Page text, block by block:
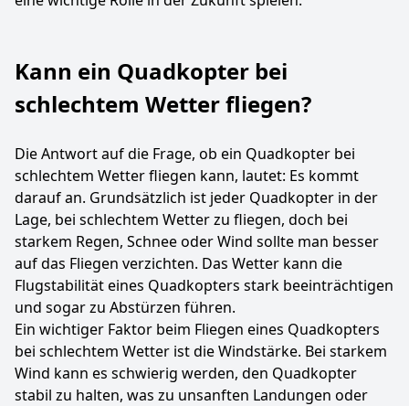
Kann ein Quadkopter bei
schlechtem Wetter fliegen?
Die Antwort auf die Frage, ob ein Quadkopter bei
schlechtem Wetter fliegen kann, lautet: Es kommt
darauf an. Grundsätzlich ist jeder Quadkopter in der
Lage, bei schlechtem Wetter zu fliegen, doch bei
starkem Regen, Schnee oder Wind sollte man besser
auf das Fliegen verzichten. Das Wetter kann die
Flugstabilität eines Quadkopters stark beeinträchtigen
und sogar zu Abstürzen führen.
Ein wichtiger Faktor beim Fliegen eines Quadkopters
bei schlechtem Wetter ist die Windstärke. Bei starkem
Wind kann es schwierig werden, den Quadkopter
stabil zu halten, was zu unsanften Landungen oder